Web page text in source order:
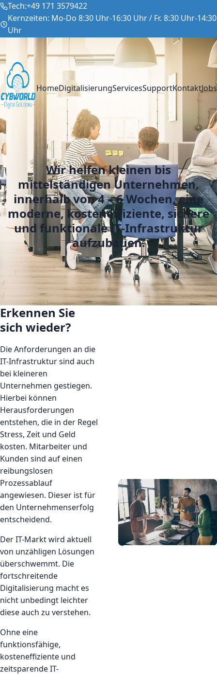
Tech:+49 171 3579422
Kernzeiten: Mo-Do 8:30 Uhr-16:30 Uhr / Fr. 8:30 Uhr-14:30
Uhr
info@cybworld.de
HomeDigitalisierungServicesSupportKontaktJobs
Wir helfen kleinen bis
mittelständigen Unternehmen,
innerhalb von 4 – 6 Wochen, eine
moderne, kosteneffiziente, sichere
und funktionale IT-Infrastruktur
aufzubauen.
Erkennen Sie
sich wieder?
Die Anforderungen an die
IT-Infrastruktur sind auch
bei kleineren
Unternehmen gestiegen.
Hierbei können
Herausforderungen
entstehen, die in der Regel
Stress, Zeit und Geld
kosten. Mitarbeiter und
Kunden sind auf einen
reibungslosen
Prozessablauf
angewiesen. Dieser ist für
den Unternehmenserfolg
entscheidend.
Der IT-Markt wird aktuell
von unzähligen Lösungen
überschwemmt. Die
fortschreitende
Digitalisierung macht es
nicht unbedingt leichter
diese auch zu verstehen.
Ohne eine
funktionsfähige,
kosteneffiziente und
zeitsparende IT-